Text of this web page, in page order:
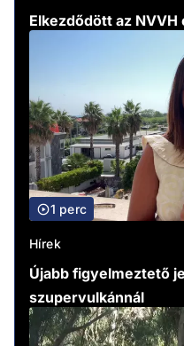
Elkezdődött az
1 perc
Hírek
Újabb figyelmeztető
szupervulkánnál